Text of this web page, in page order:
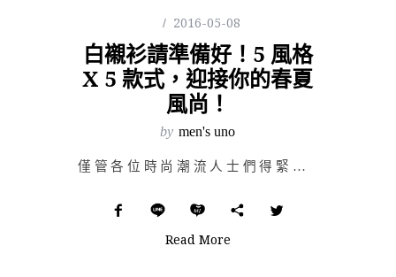
2016-05-08
白襯衫請準備好！5 風格
X 5 款式，迎接你的春夏
風尚！
by men's uno
僅管各位時尚潮流人士們得緊追每季伸展台上的趨勢風格，但是經典的單品總是衣櫃中不不可或缺的穿搭好物，管…
Read More